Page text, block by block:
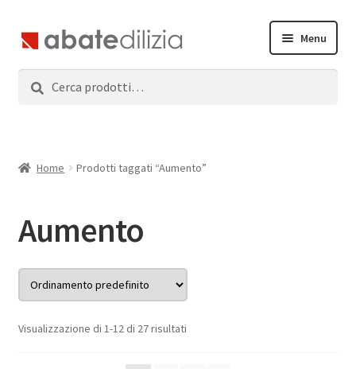
Vai
alla
navigazione
Vai
al
contenuto
Menu
Servizi
Contatti
Accedi
Registrati
Home Prodotti taggati “Aumento”
Aumento
Visualizzazione di 1-12 di 27 risultati